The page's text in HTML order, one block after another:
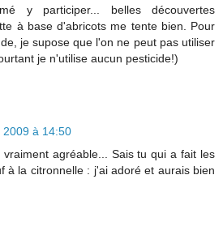
y participer... belles découvertes
à base d'abricots me tente bien. Pour
je supose que l'on ne peut pas utiliser
je n'utilise aucun pesticide!)
2009 à 14:50
agréable... Sais tu qui a fait les
à la citronnelle : j'ai adoré et aurais bien